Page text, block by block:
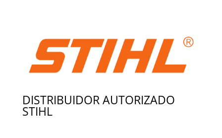
DISTRIBUIDOR AUTORIZADO
STIHL